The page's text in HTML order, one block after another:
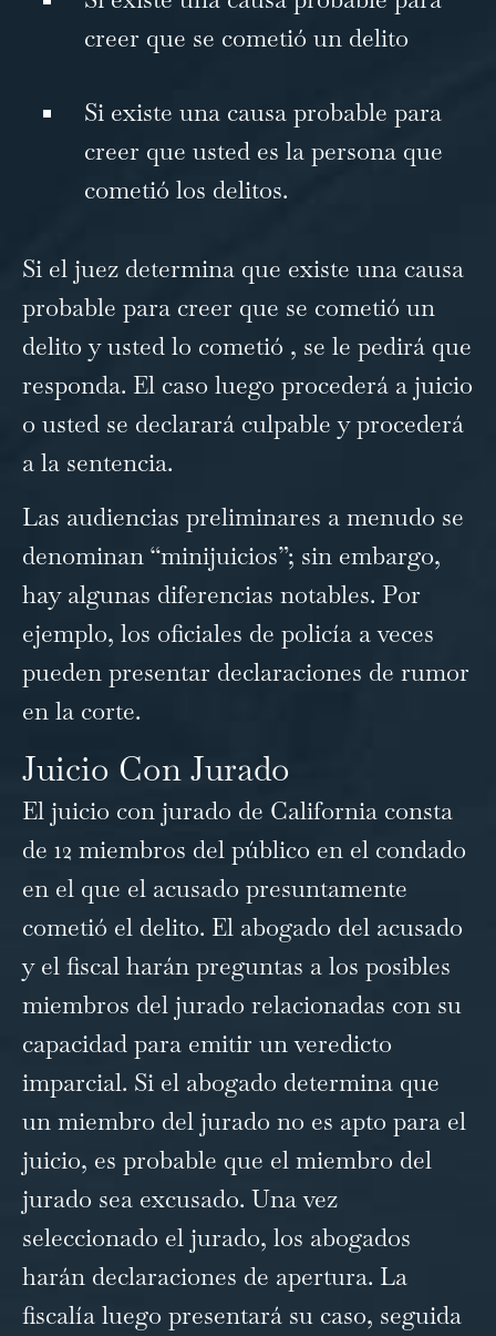
creer que se cometió un delito
Si existe una causa probable para
creer que usted es la persona que
cometió los delitos.
Si el juez determina que existe una causa
probable para creer que se cometió un
delito y usted lo cometió , se le pedirá que
responda. El caso luego procederá a juicio
o usted se declarará culpable y procederá
a la sentencia.
Las audiencias preliminares a menudo se
denominan “minijuicios”; sin embargo,
hay algunas diferencias notables. Por
ejemplo, los oficiales de policía a veces
pueden presentar declaraciones de rumor
en la corte.
Juicio Con Jurado
El juicio con jurado de California consta
de 12 miembros del público en el condado
en el que el acusado presuntamente
cometió el delito. El abogado del acusado
y el fiscal harán preguntas a los posibles
miembros del jurado relacionadas con su
capacidad para emitir un veredicto
imparcial. Si el abogado determina que
un miembro del jurado no es apto para el
juicio, es probable que el miembro del
jurado sea excusado. Una vez
seleccionado el jurado, los abogados
harán declaraciones de apertura. La
fiscalía luego presentará su caso, seguida